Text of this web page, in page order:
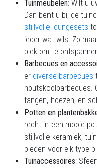
Tuinmeubelen: Wilt u
Dan bent u bij de
stijlvolle loungesets
ieder wat wils. Zo
plek om te
Barbecues en
er diverse barbecues
houtskoolbarbecues.
tangen, hoezen, en
Potten en
recht in een mooie
stijlvolle keramiek,
bieden voor elk type
Tuinaccessoires: